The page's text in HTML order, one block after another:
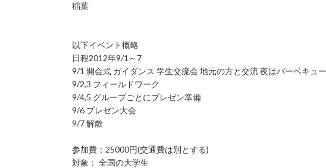
稲葉
以下イベント概略
日程2012年9/1～7
9/1 開会式 ガイダンス 学生交流会 地元の方と交流 夜はバーベキュー
9/2,3 フィールドワーク
9/4,5 グループごとにプレゼン準備
9/6 プレゼン大会
9/7 解散
参加費：25000円(交通費は別とする)
対象： 全国の大学生